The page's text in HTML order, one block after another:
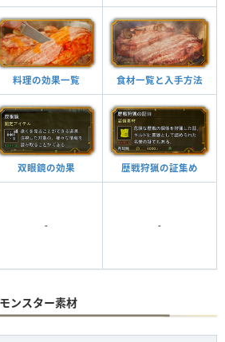
料理の効果一覧 食材一覧と入手方法
双眼鏡の効果 歴戦狩猟の証集め
- -
ンスター素材